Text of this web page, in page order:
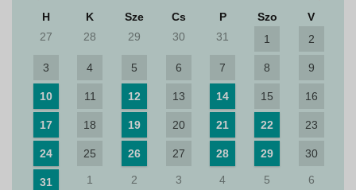
H
K Sze Cs P Szo
V
27
28 29 30 31 1 2
3 4 5 6 7 8 9
10 11 12 13 14 15 16
17 18 19 20 21 22 23
24 25 26 27 28 29 30
31 1 2 3 4 5 6